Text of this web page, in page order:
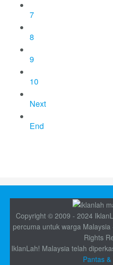
7
8
9
10
Next
End
Copyright © 2009 - 2024
percuma untuk warga
Rights
IklanLah! Malaysia telah
Pantas